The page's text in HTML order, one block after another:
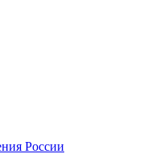
России